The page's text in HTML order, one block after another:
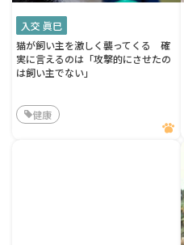
入交 眞巳
猫が飼い主を激しく襲ってくる 確
実に言えるのは「攻撃的にさせたの
は飼い主でない」
健康